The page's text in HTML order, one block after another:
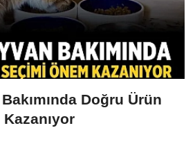
Doğru Ürün